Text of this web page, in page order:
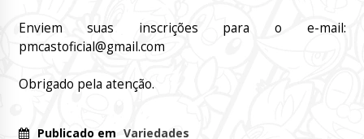
Enviem suas inscrições para o e-mail:
pmcastoficial@gmail.com
Obrigado pela atenção.
Publicado em Variedades